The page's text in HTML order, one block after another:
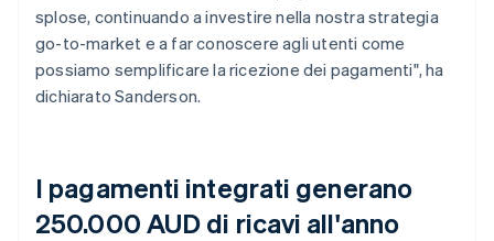
splose, continuando a investire nella nostra strategia
go-to-market e a far conoscere agli utenti come
possiamo semplificare la ricezione dei pagamenti", ha
dichiarato Sanderson.
I pagamenti integrati generano
250.000 AUD di ricavi all'anno